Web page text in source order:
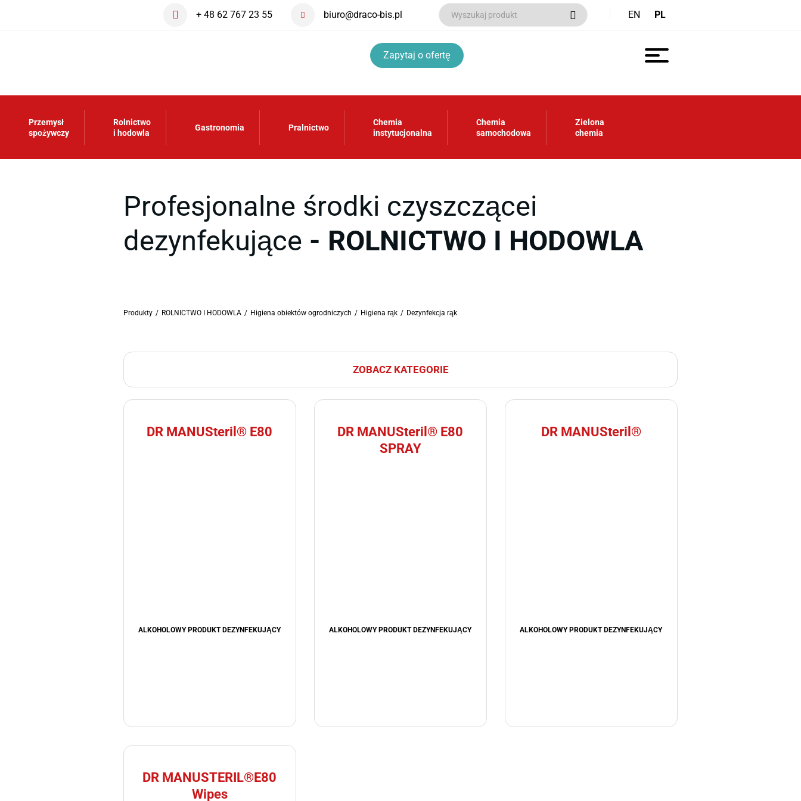
+ 48 62 767 23 55 biuro@draco-bis.pl EN PL
Zapytaj o ofertę
Przemysł
spożywczy
Rolnictwo
i hodowla
Gastronomia Pralnictwo
Chemia
instytucjonalna
Chemia
samochodowa
Zielona
chemia
Profesjonalne środki czyszczącei
dezynfekujące - ROLNICTWO I HODOWLA
Produkty / ROLNICTWO I HODOWLA / Higiena obiektów ogrodniczych / Higiena rąk / Dezynfekcja rąk
ZOBACZ KATEGORIE
DR MANUSteril® E80
ALKOHOLOWY PRODUKT DEZYNFEKUJĄCY
DR MANUSteril® E80
SPRAY
ALKOHOLOWY PRODUKT DEZYNFEKUJĄCY
DR MANUSteril®
ALKOHOLOWY PRODUKT DEZYNFEKUJĄCY
DR MANUSTERIL®E80
Wipes